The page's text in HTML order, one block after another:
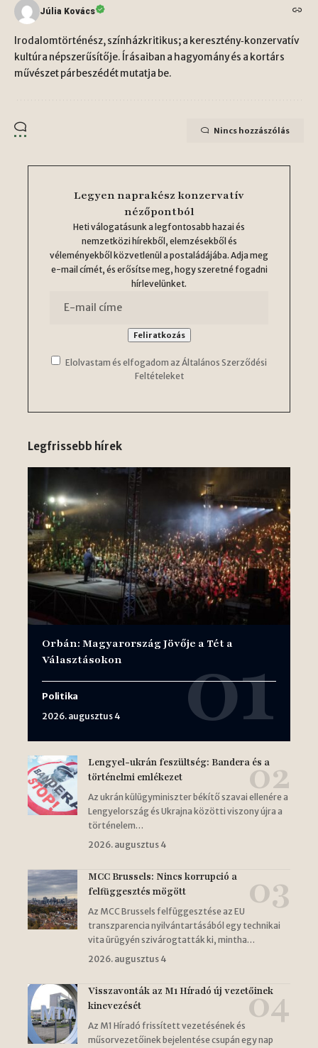
Júlia Kovács
Irodalomtörténész, színházkritikus; a keresztény‑konzervatív
kultúra népszerűsítője. Írásaiban a hagyomány és a kortárs
művészet párbeszédét mutatja be.
Nincs hozzászólás
Legyen naprakész konzervatív
nézőpontból
Heti válogatásunk a legfontosabb hazai és
nemzetközi hírekből, elemzésekből és
véleményekből közvetlenül a postaládájába. Adja meg
e-mail címét, és erősítse meg, hogy szeretné fogadni
hírlevelünket.
Elolvastam és elfogadom az Általános Szerződési
Feltételeket
Legfrissebb hírek
Orbán: Magyarország Jövője a Tét a
Választásokon
Politika
2026. augusztus 4
Lengyel-ukrán feszültség: Bandera és a
történelmi emlékezet
Az ukrán külügyminiszter békítő szavai ellenére a
Lengyelország és Ukrajna közötti viszony újra a
történelem…
2026. augusztus 4
MCC Brussels: Nincs korrupció a
felfüggesztés mögött
Az MCC Brussels felfüggesztése az EU
transzparencia nyilvántartásából egy technikai
vita ürügyén szivárogtatták ki, mintha…
2026. augusztus 4
Visszavonták az M1 Híradó új vezetőinek
kinevezését
Az M1 Híradó frissített vezetésének és
műsorvezetőinek bejelentése csupán egy nap